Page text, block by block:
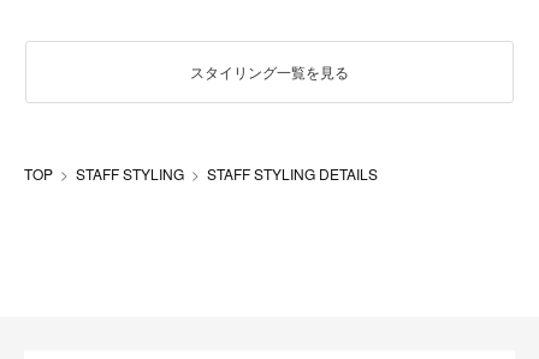
スタイリング一覧を見る
TOP STAFF STYLING STAFF STYLING DETAILS